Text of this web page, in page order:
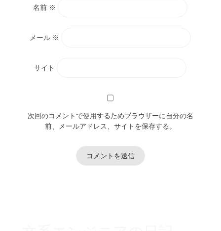
名前 ※
メール ※
サイト
次回のコメントで使用するためブラウザーに自分の名
前、メールアドレス、サイトを保存する。